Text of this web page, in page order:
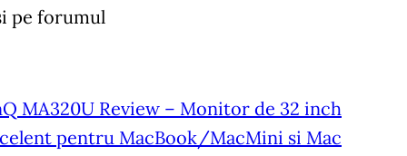
pe forumul
MA320U Review – Monitor de 32 inch
pentru MacBook/MacMini si Mac